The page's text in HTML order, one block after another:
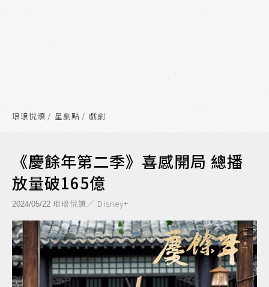
琅琅悅讀 星劇點 戲劇
《慶餘年第二季》喜感開局 總播
放量破165億
2024/05/22 琅琅悅讀／ Disney+